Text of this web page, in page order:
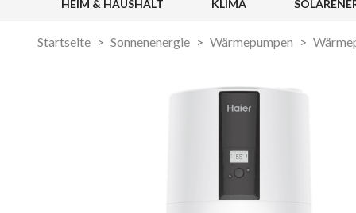
HEIM & HAUSHALT KLIMA
Startseite Sonnenenergie Wärmepumpen